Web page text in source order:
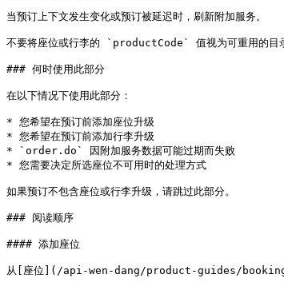
当预订上下文发生变化或预订被延迟时，刷新附加服务。
不要将座位或行李的 `productCode` 值视为可重用的目
### 何时使用此部分
在以下情况下使用此部分：
* 您希望在预订前添加座位升级
* 您希望在预订前添加行李升级
* `order.do` 因附加服务数据可能过期而失败
* 您需要决定所选座位不可用时的处理方式
如果预订不包含座位或行李升级，请跳过此部分。
### 阅读顺序
#### 添加座位
从[座位](/api-wen-dang/product-guides/